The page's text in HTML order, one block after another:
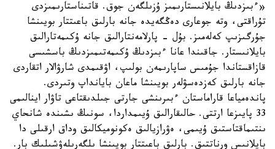
«ءبىزدىڭ بايلانىستارىمىز ۇزىلگەن جوق. قاتىناستارىمىزدى
تۇراقتى، وتە جوعارى دەڭگەيدە جانە بارلىق باعىتتار بويىنشا
جۇرگىزىپ كەلەمىز. بۇل - پارلامەنتارالىق جانە ۇكىمەتارالىق
بايلانىستار. جاقىندا عانا ءبىزدىڭ ۇكىمەتىمىزدىڭ باسشىسى
قازاقستاندا جۇمىس ساپارىمەن بولىپ، اۋقىمدى شارۋالار اتقاردى
جانە بارلىق كەزدەسۋلەر بويىنشا ماعان بايانداپ وتىردى.
پاندەمياعا قاراماستان ءبىرىنشى جارتى جىلدىقتاعى تاۋار اينالىمى
33 پايىزعا ارتتى. حالىقارالىق ۇيىمداردا، سونىڭ ىشىندە شانحاي
ىنتىماقتاستىق ۇيىمى، ەۋرازيالىق ەكونوميكالىق وداق ارقىلى دا
بايلانىس ورناتتىق. بارلىق باعىتتار بويىنشا ىلگەرىلەۋشىلىك بار.